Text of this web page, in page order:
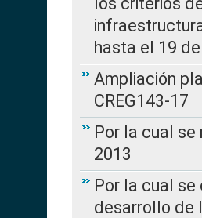
hasta el 19
Ampliación
CREG143-17
Por la cual se
2013
Por la cual
desarrollo de